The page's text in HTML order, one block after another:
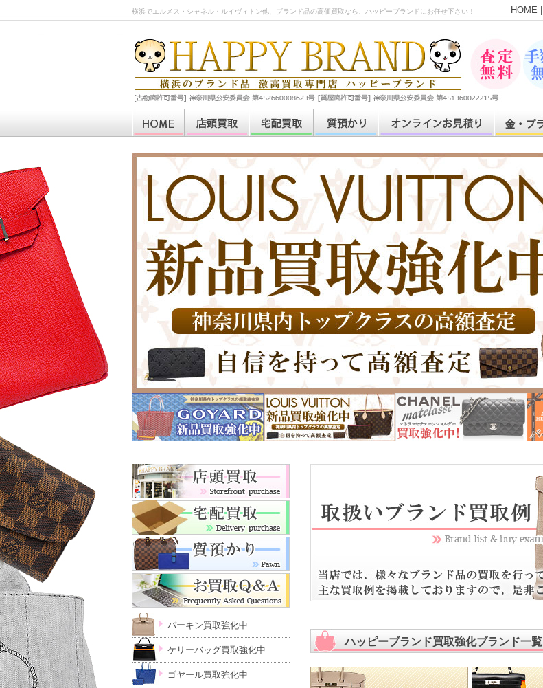
横浜でエルメス・シャネル・ルイヴィトン他、ブランド品の高価買取なら、ハッピーブランドにお任せ下さい！ HOME
バーキン買取強化中
ケリーバッグ買取強化中
ゴヤール買取強化中
ハッピーブランド買取強化ブランド一覧